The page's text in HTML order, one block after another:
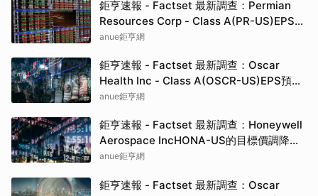
鉅亨速報 - Factset 最新調查：Permian
Resources Corp - Class A(PR-US)EPS預
估上修至1.7元，預估目標價為25.00元
anue鉅亨網
鉅亨速報 - Factset 最新調查：Oscar
Health Inc - Class A(OSCR-US)EPS預估
上修至1.13元，預估目標價為25.00元
anue鉅亨網
鉅亨速報 - Factset 最新調查：Honeywell
Aerospace IncHONA-US的目標價調降至
235元，幅度約6%
anue鉅亨網
鉅亨速報 - Factset 最新調查：Oscar